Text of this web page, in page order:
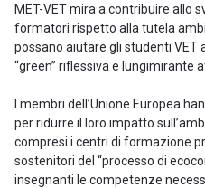
MET-VET mira a contribuire allo
formatori rispetto alla tutela
possano aiutare gli studenti VET
“green” riflessiva e lungimirante
I membri dell’Unione Europea
per ridurre il loro impatto
compresi i centri di formazione
sostenitori del “processo di
insegnanti le competenze